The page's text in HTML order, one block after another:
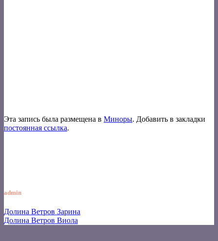
Эта запись была размещена в Миноры. Добавить в закладки
постоянная ссылка.
admin
Долина Ветров Зарина
Долина Ветров Виола